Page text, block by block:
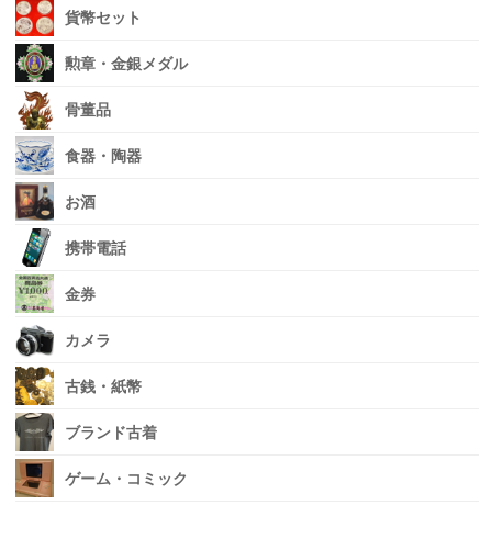
貨幣セット
勲章・金銀メダル
骨董品
食器・陶器
お酒
携帯電話
金券
カメラ
古銭・紙幣
ブランド古着
ゲーム・コミック